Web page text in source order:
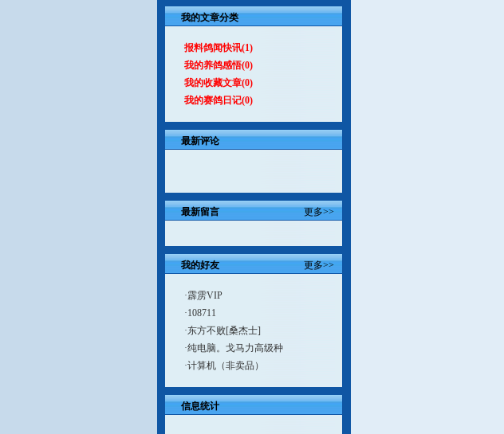
我的文章分类
报料鸽闻快讯(1)
我的养鸽感悟(0)
我的收藏文章(0)
我的赛鸽日记(0)
最新评论
更多>>
最新留言
更多>>
我的好友
·霹雳VIP
·108711
·东方不败[桑杰士]
·纯电脑。戈马力高级种
·计算机（非卖品）
信息统计